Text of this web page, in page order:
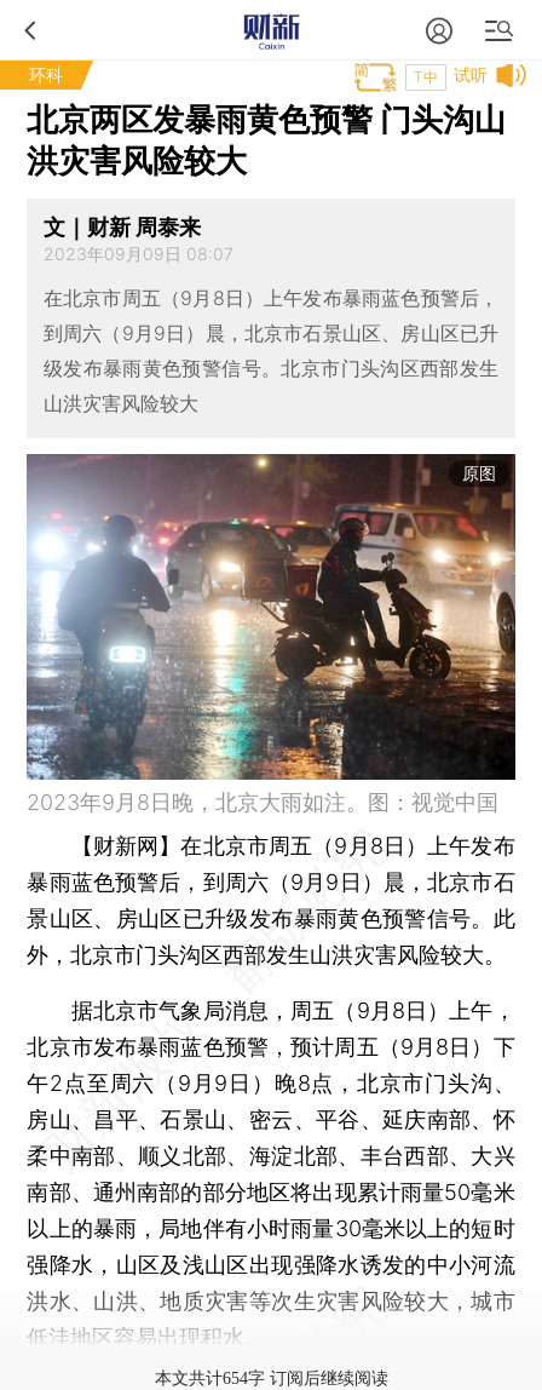
环科 试听
T中
北京两区发暴雨黄色预警 门头沟山
洪灾害风险较大
文｜财新 周泰来
2023年09月09日 08:07
在北京市周五（9月8日）上午发布暴雨蓝色预警后，
到周六（9月9日）晨，北京市石景山区、房山区已升
级发布暴雨黄色预警信号。北京市门头沟区西部发生
山洪灾害风险较大
原图
2023年9月8日晚，北京大雨如注。图：视觉中国
【财新网】在北京市周五（9月8日）上午发布
暴雨蓝色预警后，到周六（9月9日）晨，北京市石
景山区、房山区已升级发布暴雨黄色预警信号。此
外，北京市门头沟区西部发生山洪灾害风险较大。
据北京市气象局消息，周五（9月8日）上午，
北京市发布暴雨蓝色预警，预计周五（9月8日）下
午2点至周六（9月9日）晚8点，北京市门头沟、
房山、昌平、石景山、密云、平谷、延庆南部、怀
柔中南部、顺义北部、海淀北部、丰台西部、大兴
南部、通州南部的部分地区将出现累计雨量50毫米
以上的暴雨，局地伴有小时雨量30毫米以上的短时
强降水，山区及浅山区出现强降水诱发的中小河流
洪水、山洪、地质灾害等次生灾害风险较大，城市
低洼地区容易出现积水。
本文共计654字 订阅后继续阅读